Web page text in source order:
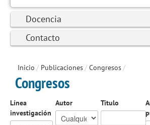
Docencia
Contacto
Inicio / Publicaciones/ Congresos/
Congresos
Línea
investigación
Autor Título